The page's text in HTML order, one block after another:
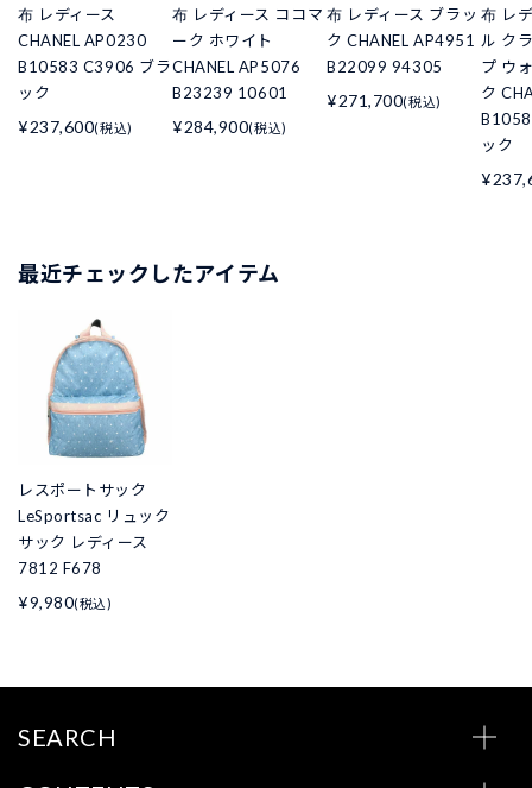
布 レディース
CHANEL AP0230
B10583 C3906 ブラ
ック
¥237,600(税込)
布 レディース ココマ
ーク ホワイト
CHANEL AP5076
B23239 10601
¥284,900(税込)
布 レディース ブラッ
ク CHANEL AP4951
B22099 94305
¥271,700(税込)
布 レ
ル ク
プ ウ
ク
ック
最近チェックしたアイテム
レスポートサック
LeSportsac リュック
サック レディース
7812 F678
¥9,980(税込)
SEARCH